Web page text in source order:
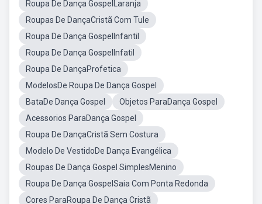
Roupa De Dança GospelLaranja
Roupas De DançaCristã Com Tule
Roupa De Dança GospelInfantil
Roupa De Dança GospelInfatil
Roupa De DançaProfetica
ModelosDe Roupa De Dança Gospel
BataDe Dança Gospel
Objetos ParaDança Gospel
Acessorios ParaDança Gospel
Roupa De DançaCristã Sem Costura
Modelo De VestidoDe Dança Evangélica
Roupas De Dança Gospel SimplesMenino
Roupa De Dança GospelSaia Com Ponta Redonda
Cores ParaRoupa De Dança Cristã